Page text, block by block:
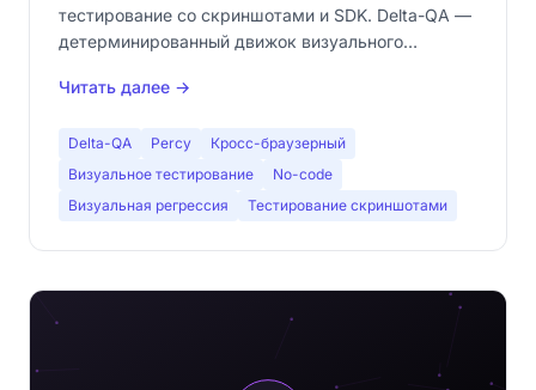
тестирование со скриншотами и SDK. Delta-QA —
детерминированный движок визуального
сравнение: код vs no-code, облако vs локально,
Читать далее →
Delta-QA Percy
Кросс-браузерный
Визуальное тестирование
No-code
Визуальная регрессия
Тестирование скриншотами